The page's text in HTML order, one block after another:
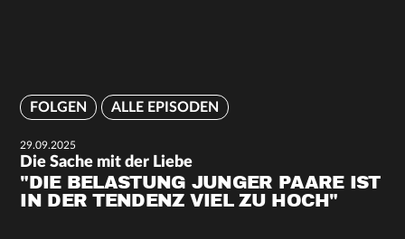
FOLGEN ALLE EPISODEN
29.09.2025
Die Sache mit der Liebe
"DIE BELASTUNG JUNGER PAARE IST
IN DER TENDENZ VIEL ZU HOCH"